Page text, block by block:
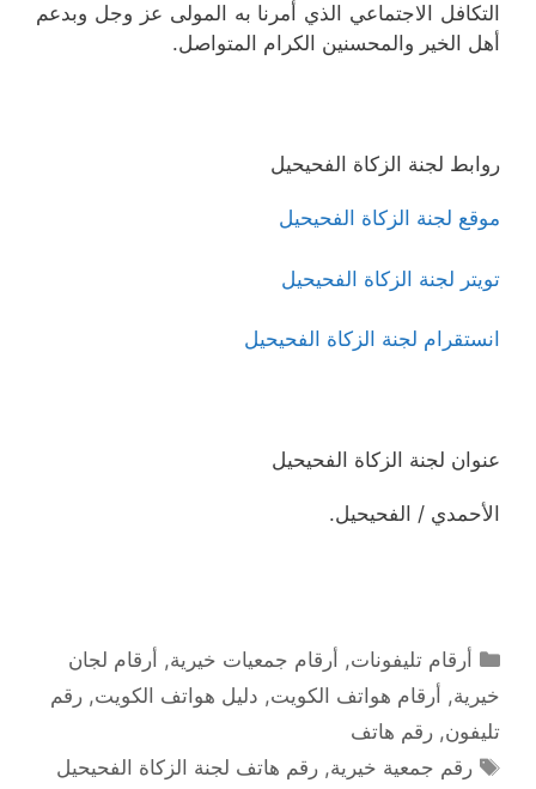
التكافل الاجتماعي الذي أمرنا به المولى عز وجل وبدعم
أهل الخير والمحسنين الكرام المتواصل.
روابط لجنة الزكاة الفحيحيل
موقع لجنة الزكاة الفحيحيل
تويتر لجنة الزكاة الفحيحيل
انستقرام لجنة الزكاة الفحيحيل
عنوان لجنة الزكاة الفحيحيل
الأحمدي / الفحيحيل.
التصنيفات
أرقام تليفونات, أرقام جمعيات خيرية, أرقام لجان
خيرية, أرقام هواتف الكويت, دليل هواتف الكويت, رقم
تليفون, رقم هاتف
الوسوم
رقم جمعية خيرية,رقم هاتف لجنة الزكاة الفحيحيل